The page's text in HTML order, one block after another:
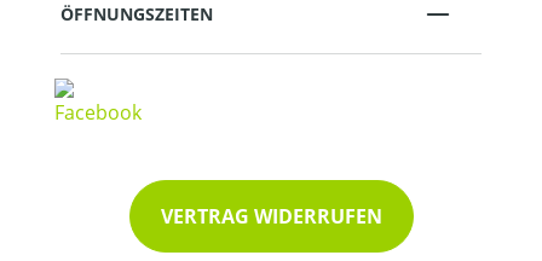
ÖFFNUNGSZEITEN
VERTRAG WIDERRUFEN